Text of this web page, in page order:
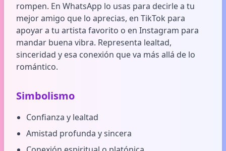
rompen. En WhatsApp lo usas para decirle a tu
mejor amigo que lo aprecias, en TikTok para
apoyar a tu artista favorito o en Instagram para
mandar buena vibra. Representa lealtad,
sinceridad y esa conexión que va más allá de lo
romántico.
Simbolismo
Confianza y lealtad
Amistad profunda y sincera